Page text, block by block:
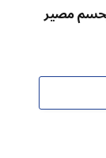
يحسم مصير